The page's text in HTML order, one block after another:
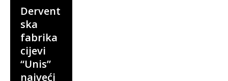
Dervent
ska
fabrika
cijevi
“Unis”
najveći